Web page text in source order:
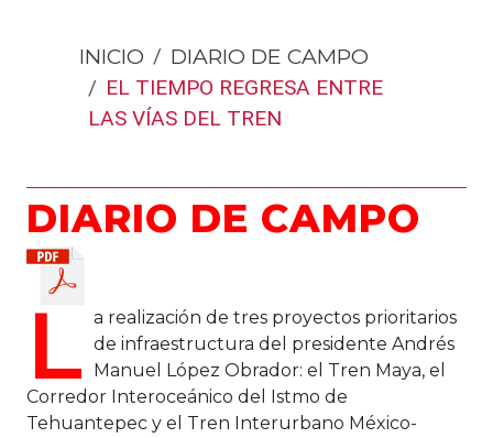
INICIO DIARIO DE CAMPO
EL TIEMPO REGRESA ENTRE
LAS VÍAS DEL TREN
DIARIO DE CAMPO
L a realización de tres proyectos prioritarios
de infraestructura del presidente Andrés
Manuel López Obrador: el Tren Maya, el
Corredor Interoceánico del Istmo de
Tehuantepec y el Tren Interurbano México-